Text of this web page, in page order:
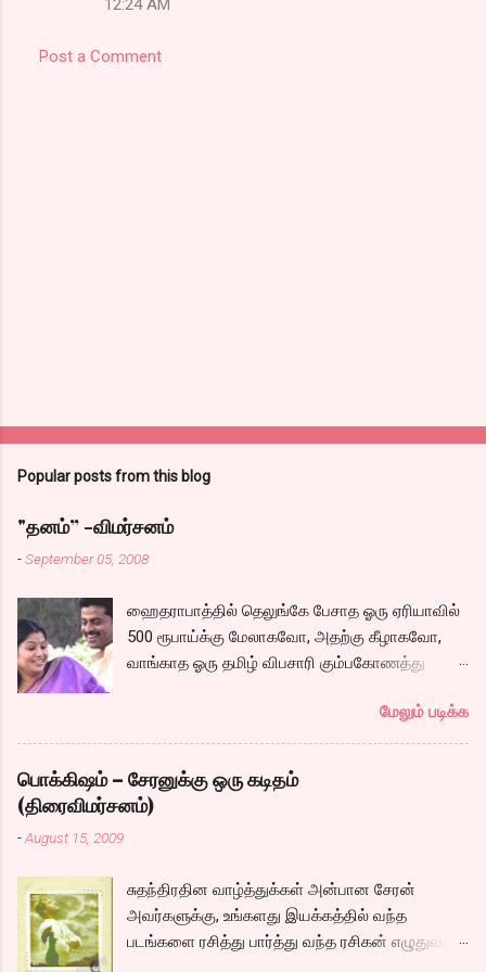
Post a Comment
Popular posts from this blog
"தனம்” -விமர்சனம்
-September 05, 2008
ஹைதராபாத்தில் தெலுங்கே பேசாத ஓரு ஏரியாவில்
500 ரூபாய்க்கு மேலாகவோ, அதற்கு கீழாகவோ,
வாங்காத ஓரு தமிழ் விபசாரி கும்பகோணத்து
வாழ்கைபடுகிறாள். அவளுடய வாழ்கை எப்படி
அமைந்தது? என்ற ஓரு நல்ல லைனை , சங்கீதா
தன்னுடய இடுப்பை சுழற்றி, சுழற்றி நடப்பதை போல்
சும்மா, சுத்தி, சுத்தி குழப்பி, நம்பமுடியாத
திரைக்கதையால் சொதப்பி,சங்கீதாவை ஏதோ
க்ளைமாக்ஸில் செய்வதும் கொஞ்சம் அல்ல
ரொம்பவே ஓவர். ஓரு ஆச்சாரமான இளைஞன்
எப்படி ஓருவிபசாரியிடம் தன்னை இழக்கிறான்
மேலும் படிக்க
பொக்கிஷம் – சேரனுக்கு ஒரு கடிதம்
(திரைவிமர்சனம்)
-August 15, 2009
சுதந்திரதின வாழ்த்துக்கள் அன்பான சேரன்
அவர்களுக்கு, உங்களது இயக்கத்தில் வந்த
படங்களை ரசித்து பார்த்து வந்த ரசிகன் எழுதுவது.